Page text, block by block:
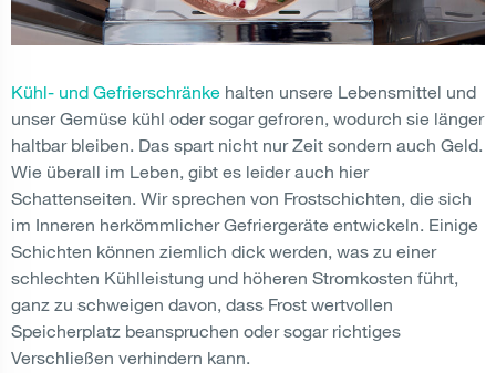
Kühl- und Gefrierschränke halten unsere Lebensmittel und
unser Gemüse kühl oder sogar gefroren, wodurch sie länger
haltbar bleiben. Das spart nicht nur Zeit sondern auch Geld.
Wie überall im Leben, gibt es leider auch hier
Schattenseiten. Wir sprechen von Frostschichten, die sich
im Inneren herkömmlicher Gefriergeräte entwickeln. Einige
Schichten können ziemlich dick werden, was zu einer
schlechten Kühlleistung und höheren Stromkosten führt,
ganz zu schweigen davon, dass Frost wertvollen
Speicherplatz beanspruchen oder sogar richtiges
Verschließen verhindern kann.